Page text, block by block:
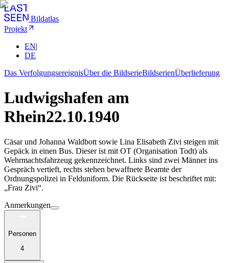
Bildatlas
Projekt
EN|
DE
Das VerfolgungsereignisÜber die BildserieBildserienÜberlieferung
Ludwigshafen am
Rhein22.10.1940
Cäsar und Johanna Waldbott sowie Lina Elisabeth Zivi steigen mit
Gepäck in einen Bus. Dieser ist mit OT (Organisation Todt) als
Wehrmachtsfahrzeug gekennzeichnet. Links sind zwei Männer ins
Gespräch vertieft, rechts stehen bewaffnete Beamte der
Ordnungspolizei in Felduniform. Die Rückseite ist beschriftet mit:
„Frau Zivi“.
Anmerkungen
Personen
4